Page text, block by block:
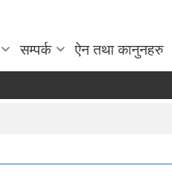
सम्पर्क ऐन तथा कानुनहरु